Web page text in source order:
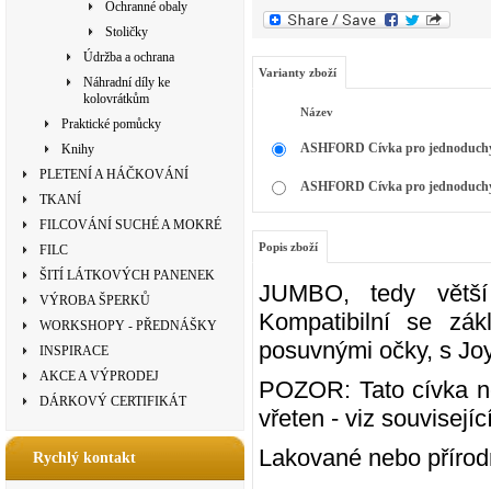
Ochranné obaly
Stoličky
Údržba a ochrana
Náhradní díly ke
kolovrátkům
Praktické pomůcky
Knihy
PLETENÍ A HÁČKOVÁNÍ
TKANÍ
FILCOVÁNÍ SUCHÉ A MOKRÉ
FILC
ŠITÍ LÁTKOVÝCH PANENEK
VÝROBA ŠPERKŮ
WORKSHOPY - PŘEDNÁŠKY
INSPIRACE
AKCE A VÝPRODEJ
DÁRKOVÝ CERTIFIKÁT
Rychlý kontakt
Varianty zboží
Název
ASHFORD Cívka pro
ASHFORD Cívka pro
Popis zboží
JUMBO, tedy
Kompatibilní se
posuvnými očky, s
POZOR: Tato cívka
vřeten - viz
Lakované nebo